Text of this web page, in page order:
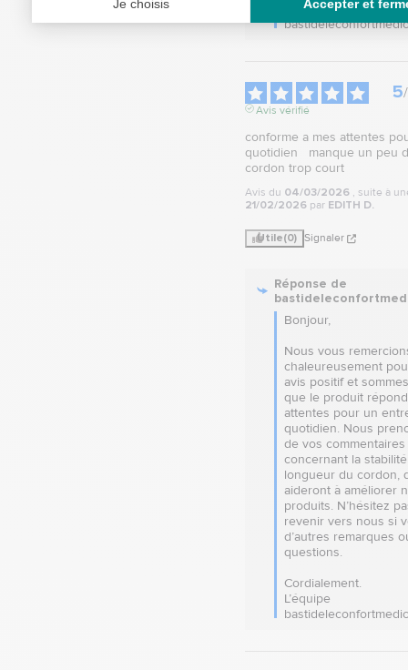
L’équipe
5/
Avis vérifié
conforme a mes attentes
quotidien   manque un peu
cordon trop court
Avis du 04/03/2026 , suite à
21/02/2026 par EDITH D.
Utile(0) Signaler
Réponse de
Bonjour,
Nous vous
chaleureusement
avis positif et
que le produit
attentes pour un
quotidien. Nous
de vos commentaires
concernant la
longueur du cordon,
aideront à améliorer
produits. N’hésitez
revenir vers nous si
d’autres remarques
questions.
Cordialement.
L’équipe